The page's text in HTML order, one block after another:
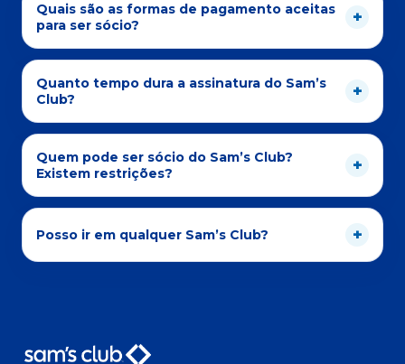
Quais são as formas de pagamento aceitas
para ser sócio?
Quanto tempo dura a assinatura do Sam’s
Club?
Quem pode ser sócio do Sam’s Club?
Existem restrições?
Posso ir em qualquer Sam’s Club?